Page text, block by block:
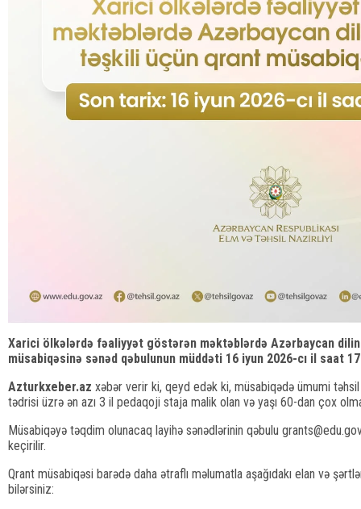
Xarici ölkələrdə fəaliyyət göstərən məktəblərdə Azərbaycan
müsabiqəsinə sənəd qəbulunun müddəti 16 iyun 2026-cı il saat
Azturkxeber.az xəbər verir ki, qeyd edək ki, müsabiqədə ümumi
tədrisi üzrə ən azı 3 il pedaqoji staja malik olan və yaşı 60-dan çox
Müsabiqəyə təqdim olunacaq layihə sənədlərinin qəbulu
keçirilir.
Qrant müsabiqəsi barədə daha ətraflı məlumatla aşağıdakı elan və
bilərsiniz: